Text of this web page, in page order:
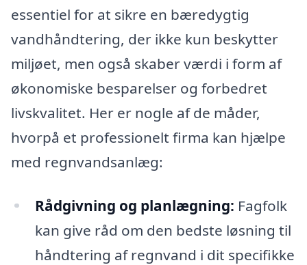
essentiel for at sikre en bæredygtig
vandhåndtering, der ikke kun beskytter
miljøet, men også skaber værdi i form af
økonomiske besparelser og forbedret
livskvalitet. Her er nogle af de måder,
hvorpå et professionelt firma kan hjælpe
med regnvandsanlæg:
Rådgivning og planlægning: Fagfolk
kan give råd om den bedste løsning til
håndtering af regnvand i dit specifikke